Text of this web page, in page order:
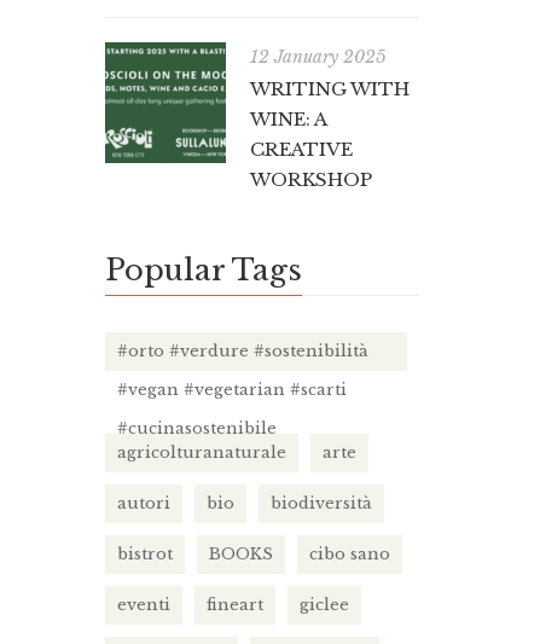
12 January 2025
WRITING WITH
WINE: A
CREATIVE
WORKSHOP
Popular Tags
#orto #verdure #sostenibilità
#vegan #vegetarian #scarti
#cucinasostenibile
agricolturanaturale
arte
autori bio biodiversità
bistrot BOOKS cibo sano
eventi fineart giclee